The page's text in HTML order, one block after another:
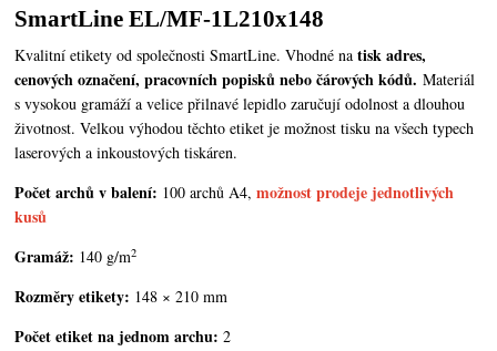
SmartLine EL/MF-1L210x148
Kvalitní etikety od společnosti SmartLine. Vhodné natisk adres,
cenových označení, pracovních popisků nebo čárových kódů. Materiál
s vysokou gramáží a velice přilnavé lepidlo zaručují odolnost a dlouhou
životnost. Velkou výhodou těchto etiket je možnost tisku na všech typech
laserových a inkoustových tiskáren.
Počet archů v balení: 100 archů A4,možnost prodeje jednotlivých
kusů
Gramáž: 140 g/m2
Rozměry etikety: 148 × 210 mm
Počet etiket na jednom archu:2